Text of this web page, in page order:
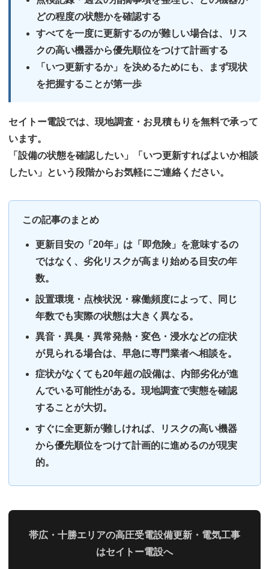
どの程度の状態かを確認する
すべてを一度に更新するのが難しい場合は、リス
クの高い機器から優先順位をつけて計画する
「いつ更新するか」を決めるためにも、まず現状
を把握することが第一歩
セイトー電設では、 現地調査・お見積もりを無料で承って
います。
「設備の状態を確認したい」「いつ更新すればよいか相談
したい」という段階からお気軽にご連絡ください。
この記事のまとめ
更新目安の「20年」は「即危険」を意味するの
ではなく、劣化リスクが高まり始める目安の年
数。
設置環境・点検状況・稼働頻度によって、同じ
年数でも実際の状態は大きく異なる。
異音・異臭・異常発熱・変色・浸水などの症状
が見られる場合は、早急に専門業者へ相談を。
症状がなくても20年超の設備は、内部劣化が進
んでいる可能性がある。現地調査で実態を確認
することが大切。
すぐに全更新が難しければ、リスクの高い機器
から優先順位をつけて計画的に進めるのが現実
的。
帯広・十勝エリアの高圧受電設備更新・電気工事
はセイトー電設へ